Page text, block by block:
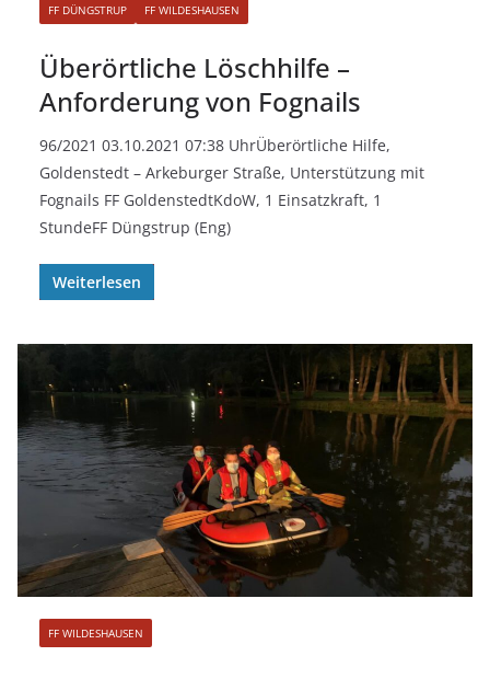
FF DÜNGSTRUP FF WILDESHAUSEN
Überörtliche Löschhilfe –
Anforderung von Fognails
96/2021 03.10.2021 07:38 UhrÜberörtliche Hilfe,
Goldenstedt – Arkeburger Straße, Unterstützung mit
Fognails FF GoldenstedtKdoW, 1 Einsatzkraft, 1
StundeFF Düngstrup (Eng)
Weiterlesen
FF WILDESHAUSEN